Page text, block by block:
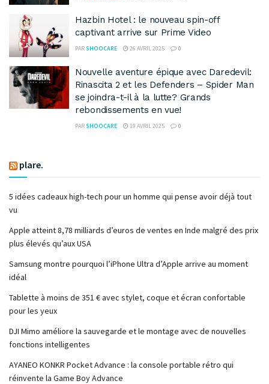
Hazbin Hotel : le nouveau spin-off
captivant arrive sur Prime Video
PARSHOOCARE 26 AVRIL 2025 0
Nouvelle aventure épique avec Daredevil:
Rinascita 2 et les Defenders – Spider Man
se joindra-t-il à la lutte? Grands
rebondissements en vue!
PARSHOOCARE 19 AVRIL 2025 0
plare.
5 idées cadeaux high-tech pour un homme qui pense avoir déjà tout
vu
Apple atteint 8,78 milliards d’euros de ventes en Inde malgré des prix
plus élevés qu’aux USA
Samsung montre pourquoi l’iPhone Ultra d’Apple arrive au moment
idéal
Tablette à moins de 351 € avec stylet, coque et écran confortable
pour les yeux
DJI Mimo améliore la sauvegarde et le montage avec de nouvelles
fonctions intelligentes
AYANEO KONKR Pocket Advance : la console portable rétro qui
réinvente la Game Boy Advance